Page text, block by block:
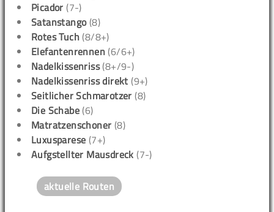
Picador (7-)
Satanstango(8)
Rotes Tuch (8/8+)
Elefantenrennen (6/6+)
Nadelkissenriss(8+/9-)
Nadelkissenriss direkt (9+)
Seitlicher Schmarotzer (8)
Die Schabe (6)
Matratzenschoner (8)
Luxusparese (7+)
Aufgstellter Mausdreck (7-)
aktuelle Routen